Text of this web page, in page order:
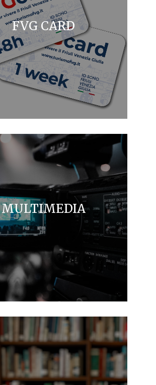
FVG CARD
MULTIMEDIA